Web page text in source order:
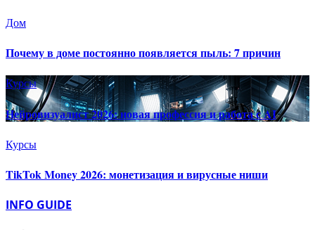
Дом
Почему в доме постоянно появляется пыль: 7 причин
Курсы
Нейровизуалист 2026: новая профессия и работа с AI
Курсы
TikTok Money 2026: монетизация и вирусные ниши
INFO GUIDE